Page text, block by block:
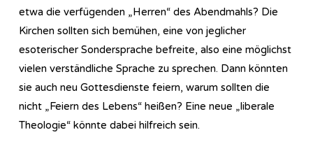
etwa die verfügenden „Herren“ des Abendmahls? Die
Kirchen sollten sich bemühen, eine von jeglicher
esoterischer Sondersprache befreite, also eine möglichst
vielen verständliche Sprache zu sprechen. Dann könnten
sie auch neu Gottesdienste feiern, warum sollten die
nicht „Feiern des Lebens“ heißen? Eine neue „liberale
Theologie“ könnte dabei hilfreich sein.